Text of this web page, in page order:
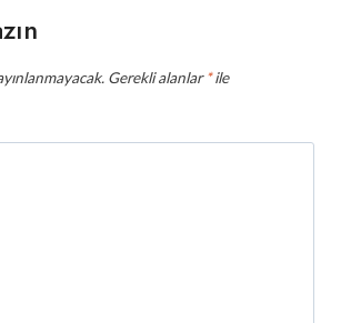
Gerekli alanlar*ile